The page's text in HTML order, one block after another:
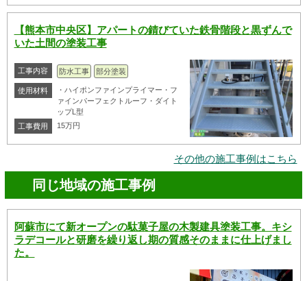
【熊本市中央区】アパートの錆びていた鉄骨階段と黒ずんで
いた土間の塗装工事
工事内容 防水工事 部分塗装
使用材料
・ハイポンファインプライマー・フ
ァインパーフェクトルーフ・ダイト
ップL型
工事費用
15万円
その他の施工事例はこちら
同じ地域の施工事例
阿蘇市にて新オープンの駄菓子屋の木製建具塗装工事。キシ
ラデコールと研磨を繰り返し期の質感そのままに仕上げまし
た。